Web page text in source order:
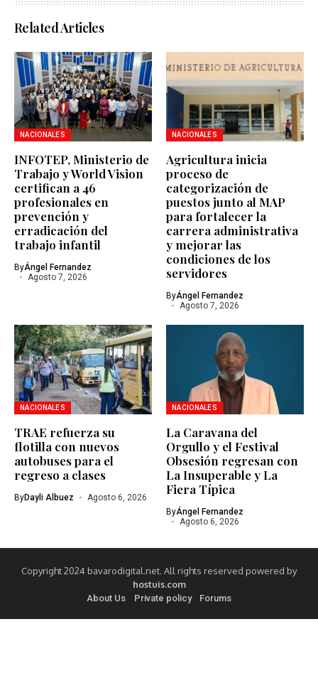
Related Articles
NACIONALES
INFOTEP, Ministerio de
Trabajo y World Vision
certifican a 46
profesionales en
prevención y
erradicación del
trabajo infantil
ByÁngel Fernandez
Agosto 7, 2026
NACIONALES
Agricultura inicia
proceso de
categorización de
puestos junto al MAP
para fortalecer la
carrera administrativa
y mejorar las
condiciones de los
servidores
ByÁngel Fernandez
Agosto 7, 2026
NACIONALES
TRAE refuerza su
flotilla con nuevos
autobuses para el
regreso a clases
ByDayli Albuez Agosto 6, 2026
NACIONALES
La Caravana del
Orgullo y el Festival
Obsesión regresan con
La Insuperable y La
Fiera Típica
ByÁngel Fernandez
Agosto 6, 2026
Copyright 2024 bavarodigital.net. All rights reserved powered by
hostuis.com
About Us Private policy Forums